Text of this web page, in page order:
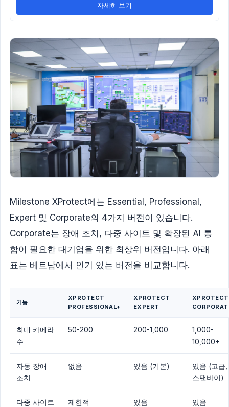
자세히 보기
Milestone XProtect에는 Essential, Professional,
Expert 및 Corporate의 4가지 버전이 있습니다.
Corporate는 장애 조치, 다중 사이트 및 확장된 AI 통
합이 필요한 대기업을 위한 최상위 버전입니다. 아래
표는 베트남에서 인기 있는 버전을 비교합니다.
기능
XPROTECT
PROFESSIONAL+
XPROTECT
EXPERT
XPROTECT
최대 카메라
수
50-200 200-1,000
1,000-
10,000+
자동 장애
조치
없음 있음 (기본)
있음 (고급
스탠바이)
다중 사이트
제한적
있음
있음